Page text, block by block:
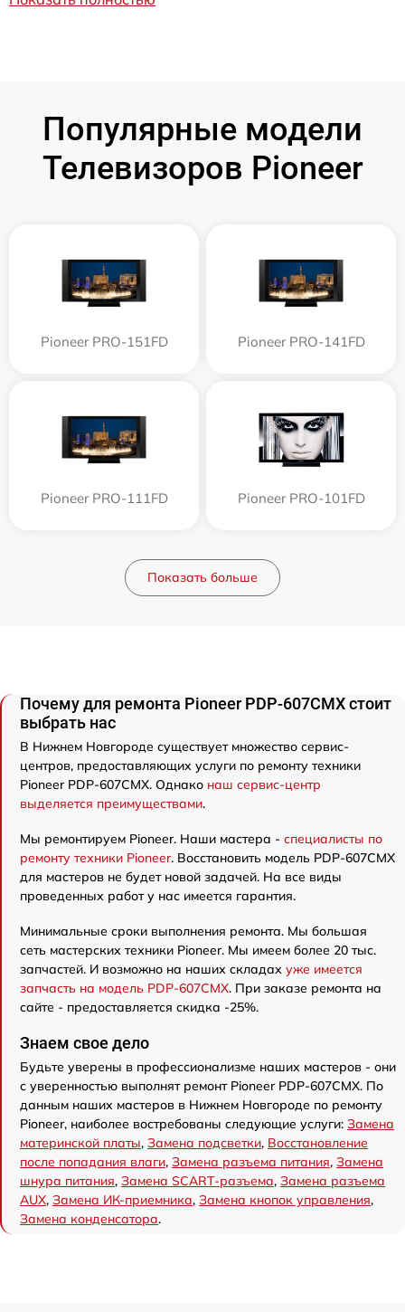
Популярные модели
Телевизоров Pioneer
Pioneer PRO-151FD Pioneer PRO-141FD
Pioneer PRO-111FD Pioneer PRO-101FD
Показать больше
Почему для ремонта Pioneer PDP-607CMX стоит
выбрать нас
В Нижнем Новгороде существует множество сервис-
центров, предоставляющих услуги по ремонту техники
Pioneer PDP-607CMX. Однако наш сервис-центр
выделяется преимуществами.
Мы ремонтируем Pioneer. Наши мастера - специалисты по
ремонту техники Pioneer. Восстановить модель PDP-607CMX
для мастеров не будет новой задачей. На все виды
проведенных работ у нас имеется гарантия.
Минимальные сроки выполнения ремонта. Мы большая
сеть мастерских техники Pioneer. Мы имеем более 20 тыс.
запчастей. И возможно на наших складах уже имеется
запчасть на модель PDP-607CMX. При заказе ремонта на
сайте - предоставляется скидка -25%.
Знаем свое дело
Будьте уверены в профессионализме наших мастеров - они
с уверенностью выполнят ремонт Pioneer PDP-607CMX. По
данным наших мастеров в Нижнем Новгороде по ремонту
Pioneer, наиболее востребованы следующие услуги: Замена
материнской платы, Замена подсветки, Восстановление
после попадания влаги, Замена разъема питания, Замена
шнура питания, Замена SCART-разъема, Замена разъема
AUX, Замена ИК-приемника, Замена кнопок управления,
Замена конденсатора.